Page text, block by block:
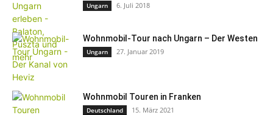
Ungarn 6. Juli 2018
Wohnmobil-Tour nach Ungarn – Der Westen
Ungarn 27. Januar 2019
Wohnmobil Touren in Franken
Deutschland 15. März 2021